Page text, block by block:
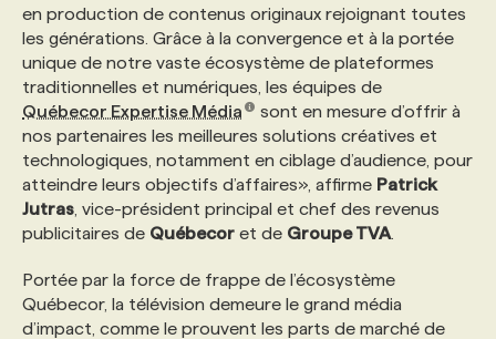
PROGRAMMES DE SUBVENTIONS
FAQ
ANNONCEZ AVEC NOUS
en production de contenus originaux rejoignant toutes
les générations. Grâce à la convergence et à la portée
unique de notre vaste écosystème de plateformes
traditionnelles et numériques, les équipes de
Québecor Expertise Média
sont en mesure d’offrir à
nos partenaires les meilleures solutions créatives et
technologiques, notamment en ciblage d’audience, pour
atteindre leurs objectifs d’affaires», affirme Patrick
Jutras , vice-président principal et chef des revenus
publicitaires de Québecor et de Groupe TVA
Portée par la force de frappe de l’écosystème
Québecor, la télévision demeure le grand média
d’impact, comme le prouvent les parts de marché de